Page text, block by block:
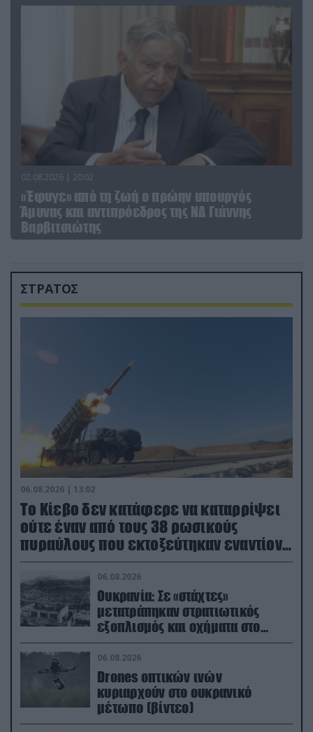
02.08.2026 | 20:02
«Έφυγε» από τη ζωή ο πρώην υπουργός
Άμυνας και αντιπρόεδρος της ΝΔ Γιάννης
Βαρβιτσιώτης
ΣΤΡΑΤΟΣ
06.08.2026 | 13:02
Το Κίεβο δεν κατάφερε να καταρρίψει
ούτε έναν από τους 38 ρωσικούς
πυραύλους που εκτοξεύτηκαν εναντίον
του
06.08.2026
Ουκρανία: Σε «στάχτες»
μετατράπηκαν στρατιωτικός
εξοπλισμός και οχήματα στο
Κίεβο μετά από ρωσικά
πλήγματα (βίντεο)
06.08.2026
Drones οπτικών ινών
κυριαρχούν στο ουκρανικό
μέτωπο (βίντεο)